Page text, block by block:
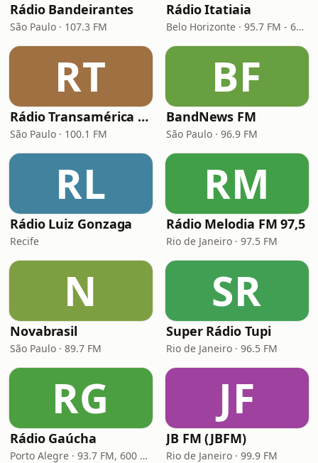
Rádio Bandeirantes
São Paulo · 107.3 FM
Rádio Itatiaia
Belo Horizonte · 95.7 FM - 610 AM
RT
Rádio Transamérica (TMC)
São Paulo · 100.1 FM
BF
BandNews FM
São Paulo · 96.9 FM
RL
Rádio Luiz Gonzaga
Recife
RM
Rádio Melodia FM 97,5
Rio de Janeiro · 97.5 FM
N
Novabrasil
São Paulo · 89.7 FM
SR
Super Rádio Tupi
Rio de Janeiro · 96.5 FM
RG
Rádio Gaúcha
Porto Alegre · 93.7 FM, 600 AM
JF
JB FM (JBFM)
Rio de Janeiro · 99.9 FM